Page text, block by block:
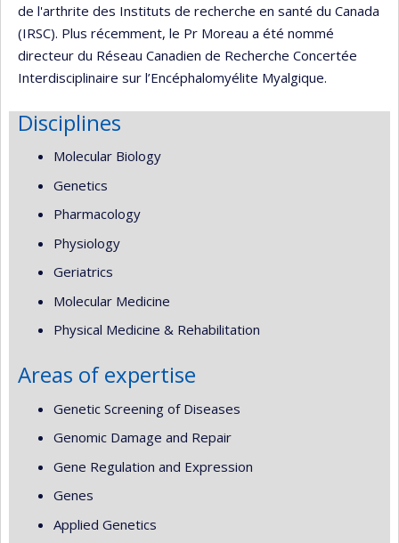
de l'arthrite des Instituts de recherche en santé du Canada
(IRSC). Plus récemment, le Pr Moreau a été nommé
directeur du Réseau Canadien de Recherche Concertée
Interdisciplinaire sur l’Encéphalomyélite Myalgique.
Disciplines
Molecular Biology
Genetics
Pharmacology
Physiology
Geriatrics
Molecular Medicine
Physical Medicine & Rehabilitation
Areas of expertise
Genetic Screening of Diseases
Genomic Damage and Repair
Gene Regulation and Expression
Genes
Applied Genetics